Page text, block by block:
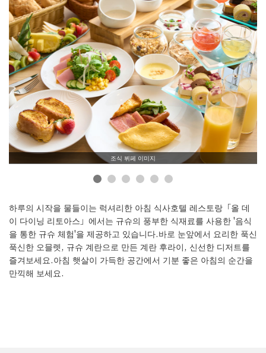
조식 뷔페 이미지
하루의 시작을 물들이는 럭셔리한 아침 식사호텔 레스토랑「올 데
이 다이닝 리토아스」에서는 규슈의 풍부한 식재료를 사용한 '음식
을 통한 규슈 체험'을 제공하고 있습니다.바로 눈앞에서 요리한 푹신
푹신한 오믈렛, 규슈 계란으로 만든 계란 후라이, 신선한 디저트를
즐겨보세요.아침 햇살이 가득한 공간에서 기분 좋은 아침의 순간을
만끽해 보세요.